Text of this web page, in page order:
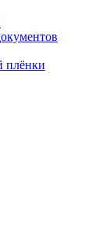
плёнки